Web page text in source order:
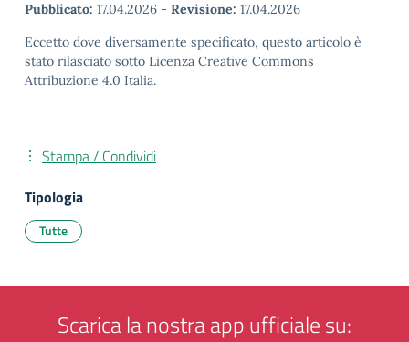
Pubblicato: 17.04.2026 - Revisione: 17.04.2026
Eccetto dove diversamente specificato, questo articolo è
stato rilasciato sotto Licenza Creative Commons
Attribuzione 4.0 Italia.
Stampa / Condividi
Tipologia
Tutte
Scarica la nostra app ufficiale su: